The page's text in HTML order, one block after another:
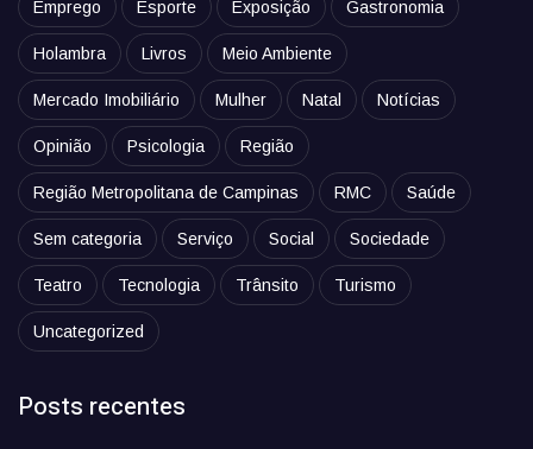
Emprego Esporte Exposição Gastronomia
Holambra Livros Meio Ambiente
Mercado Imobiliário Mulher Natal Notícias
Opinião Psicologia Região
Região Metropolitana de Campinas RMC Saúde
Sem categoria Serviço Social Sociedade
Teatro Tecnologia Trânsito Turismo
Uncategorized
Posts recentes